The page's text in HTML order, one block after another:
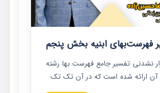
فهرست‌بهای ابنیه بخش پنجم
نشدنی تفسیر جامع فهرست بها رشته
آن ارائه شده است که در آن تک تک
بها تفسیر و ارائه شده است. این